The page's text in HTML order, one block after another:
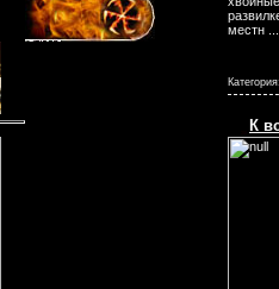
местн
Категория:
К